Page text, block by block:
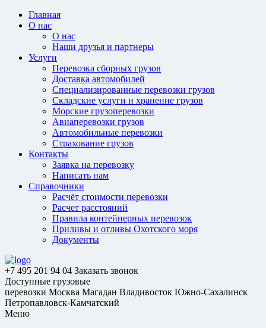
Главная
О нас
О нас
Наши друзья и партнеры
Услуги
Перевозка сборных грузов
Доставка автомобилей
Специализированные перевозки грузов
Складские услуги и хранение грузов
Морские грузоперевозки
Авиаперевозки грузов
Автомобильные перевозки
Страхование грузов
Контакты
Заявка на перевозку
Написать нам
Справочники
Расчёт стоимости перевозки
Расчет расстояний
Правила контейнерных перевозок
Приливы и отливы Охотского моря
Документы
+7 495 201 94 04 Заказать звонок
Доступные грузовые
перевозки Москва Магадан Владивосток Южно-Сахалинск
Петропавловск-Камчатский
Меню